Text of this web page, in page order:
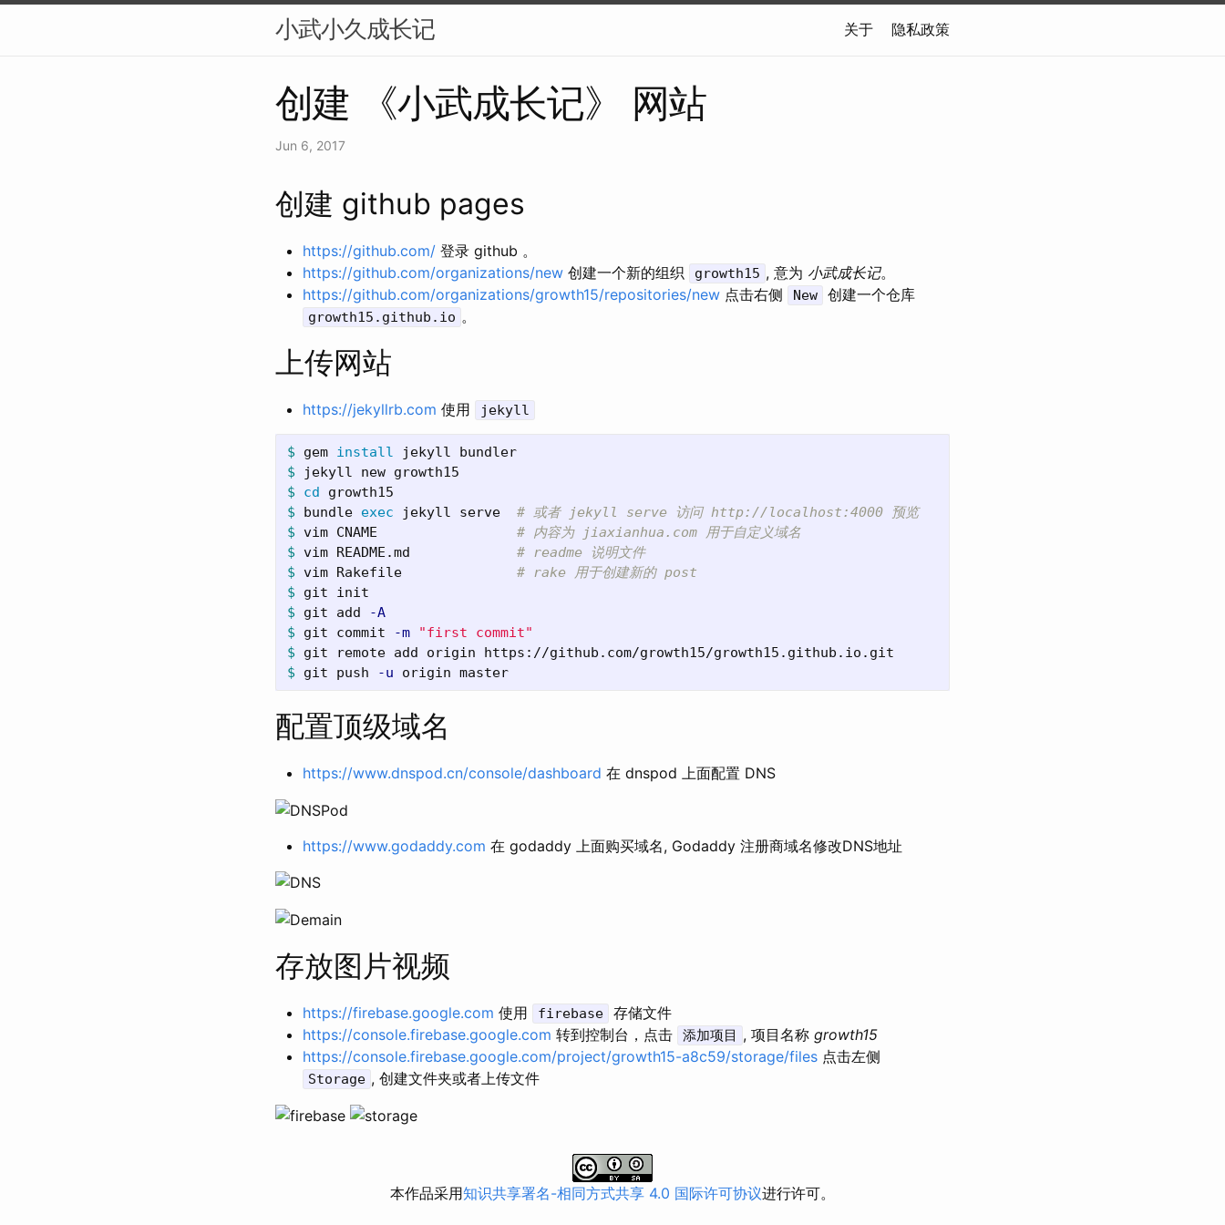
小武小久成长记 关于 隐私政策
创建 《小武成长记》 网站
Jun 6, 2017
创建 github pages
https://github.com/ 登录 github 。
https://github.com/organizations/new 创建一个新的组织 growth15 , 意为 小武成长记。
https://github.com/organizations/growth15/repositories/new 点击右侧 New 创建一个仓库
growth15.github.io 。
上传网站
https://jekyllrb.com 使用 jekyll
$ gem install
$
$ cd
$ bundle exec jekyll serve # 或者 jekyll serve 访问 http://localhost:4000 预览
$ vim CNAME # 内容为 jiaxianhua.com 用于自定义域名
$ vim README.md # readme 说明文件
$ vim Rakefile # rake 用于创建新的 post
$
$ git add
-A
$ git commit -m
"first commit"
$
$ git push -u
配置顶级域名
https://www.dnspod.cn/console/dashboard 在 dnspod 上面配置 DNS
https://www.godaddy.com 在 godaddy 上面购买域名, Godaddy 注册商域名修改DNS地址
存放图片视频
https://firebase.google.com 使用 firebase
存储文件
https://console.firebase.google.com 转到控制台，点击 添加项目 , 项目名称 growth15
https://console.firebase.google.com/project/growth15-a8c59/storage/files 点击左侧
Storage , 创建文件夹或者上传文件
本作品采用知识共享署名-相同方式共享 4.0 国际许可协议进行许可。